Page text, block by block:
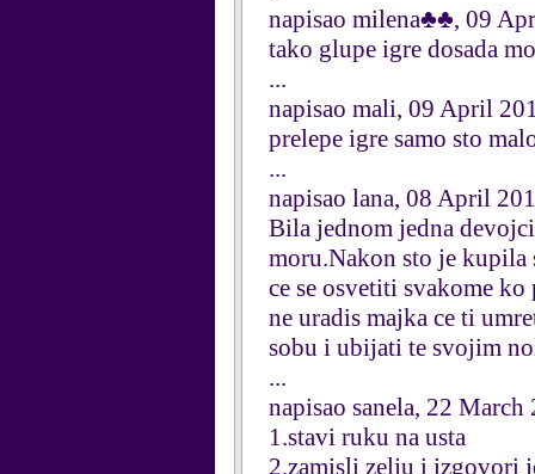
napisao milena♣♣, 09
tako glupe igre dosada
...
napisao mali, 09 April
prelepe igre samo sto
...
napisao lana, 08 April
Bila jednom jedna
moru.Nakon sto je kupila
ce se osvetiti svakome
ne uradis majka ce ti
sobu i ubijati te svojim
...
napisao sanela, 22 March
1.stavi ruku na usta
2.zamisli zelju i izgovori